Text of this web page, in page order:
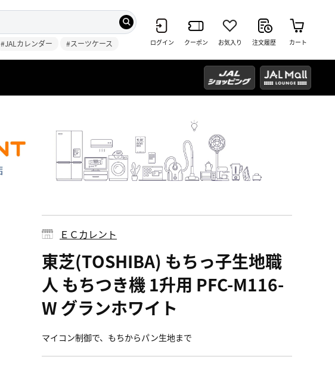
#JALカレンダー #スーツケース ログイン クーポン お気入り 注文履歴 カート
ＥＣカレント
東芝(TOSHIBA) もちっ子生地職
人 もちつき機 1升用 PFC-M116-
W グランホワイト
マイコン制御で、もちからパン生地まで